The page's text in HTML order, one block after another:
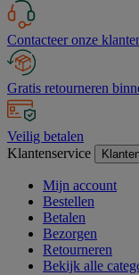
Contacteer onze
Gratis retourneren
Veilig betalen
Klantenservice
Mijn account
Bestellen
Betalen
Bezorgen
Retourneren
Bekijk alle